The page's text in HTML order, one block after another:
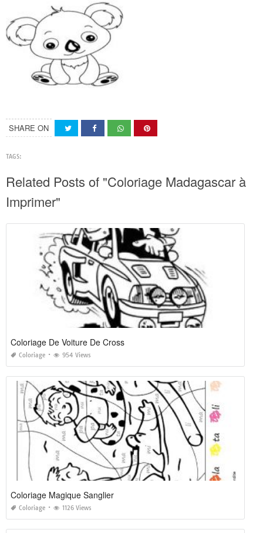
SHARE ON
TAGS:
Related Posts of "Coloriage Madagascar à
Imprimer"
Coloriage De Voiture De Cross
Coloriage 954 Views
Coloriage Magique Sanglier
Coloriage 1126 Views